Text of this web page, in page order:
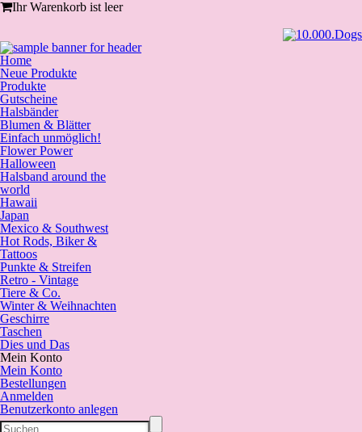
Ihr Warenkorb ist leer
Home
Neue Produkte
Produkte
Gutscheine
Halsbänder
Blumen & Blätter
Einfach unmöglich!
Flower Power
Halloween
Halsband around the
world
Hawaii
Japan
Mexico & Southwest
Hot Rods, Biker &
Tattoos
Punkte & Streifen
Retro - Vintage
Tiere & Co.
Winter & Weihnachten
Geschirre
Taschen
Dies und Das
Mein Konto
Mein Konto
Bestellungen
Anmelden
Benutzerkonto anlegen